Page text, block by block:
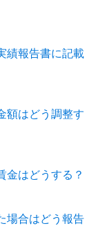
績報告書に記載
額はどう調整す
金はどうする？
場合はどう報告